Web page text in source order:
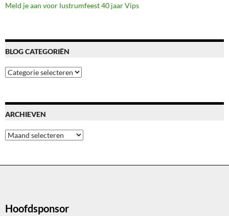
Meld je aan voor lustrumfeest 40 jaar Vips
BLOG CATEGORIËN
Blog
categoriën
ARCHIEVEN
Archieven
Hoofdsponsor